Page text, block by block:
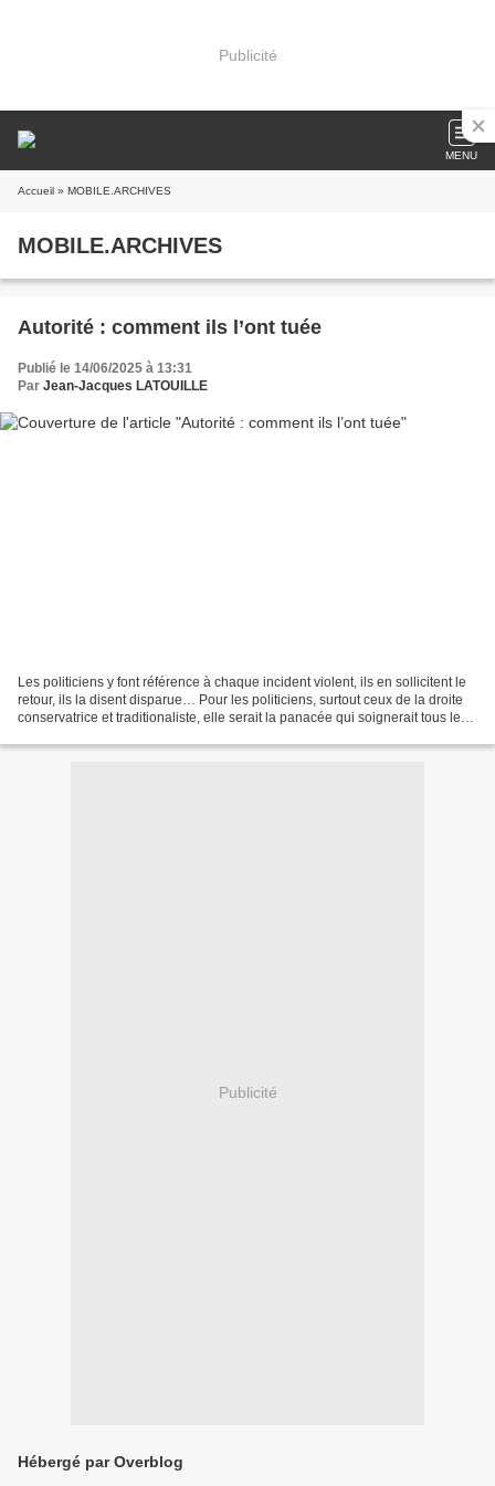
Publicité
MENU
Accueil » MOBILE.ARCHIVES
MOBILE.ARCHIVES
Autorité : comment ils l’ont tuée
Publié le 14/06/2025 à 13:31
Par Jean-Jacques LATOUILLE
Les politiciens y font référence à chaque incident violent, ils en sollicitent le
retour, ils la disent disparue… Pour les politiciens, surtout ceux de la droite
conservatrice et traditionaliste, elle serait la panacée qui soignerait tous les
Publicité
Hébergé par Overblog